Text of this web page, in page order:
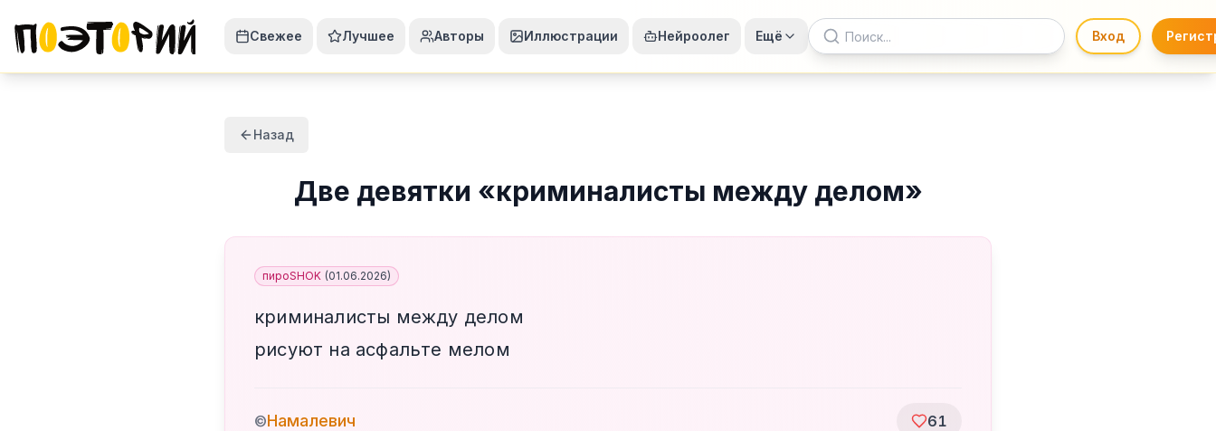
Свежее Лучшее Авторы Иллюстрации Нейроолег Ещё Вход
Назад
Две девятки «криминалисты между делом»
пироSHOK (01.06.2026)
криминалисты между делом
рисуют на асфальте мелом
©Намалевич 61